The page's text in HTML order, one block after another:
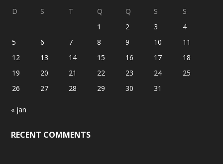
D S T Q Q S
S
1
2 3
4
5
6 7 8 9 10
11
12
13 14 15 16 17
18
19
20 21 22 23 24
25
26
27 28 29 30 31
« jan
RECENT COMMENTS